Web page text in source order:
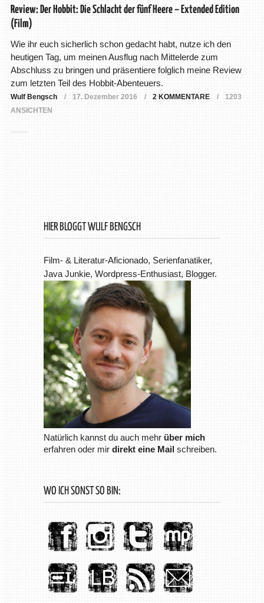
Review: Der Hobbit: Die Schlacht der fünf Heere – Extended Edition
(Film)
Wie ihr euch sicherlich schon gedacht habt, nutze ich den
heutigen Tag, um meinen Ausflug nach Mittelerde zum
Abschluss zu bringen und präsentiere folglich meine Review
zum letzten Teil des Hobbit-Abenteuers.
Wulf Bengsch 17. Dezember 2016 2 KOMMENTARE
1203
ANSICHTEN
HIER BLOGGT WULF BENGSCH
Film- & Literatur-Aficionado, Serienfanatiker,
Java Junkie, Wordpress-Enthusiast, Blogger.
Natürlich kannst du auch mehr über mich
erfahren oder mir direkt eine Mailschreiben.
WO ICH SONST SO BIN: